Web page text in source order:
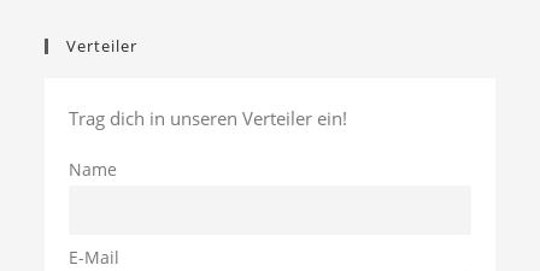
Verteiler
Trag dich in unseren Verteiler ein!
Name
E-Mail